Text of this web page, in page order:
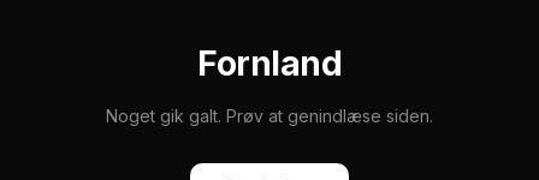
Fornland
Noget gik galt. Prøv at genindlæse siden.